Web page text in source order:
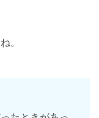
。